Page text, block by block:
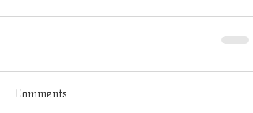
Comments